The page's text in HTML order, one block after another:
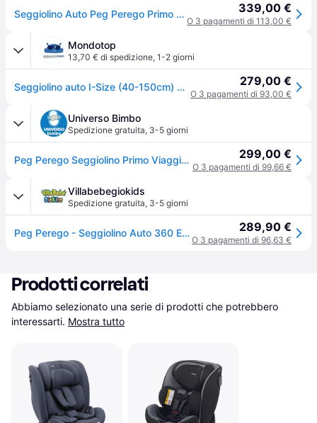
Seggiolino Auto Peg Perego Primo Viaggio 360 Evo 339,00 €
O 3 pagamenti di 113,00 €
Mondotop
13,70 € di spedizione, 1-2 giorni
Seggiolino auto I-Size (40-150cm) PRIMO VIAGGIO 360 EVO evolutivo base girevole Planet IMVT010000VT13VT53 279,00 €
O 3 pagamenti di 93,00 €
Universo Bimbo
Spedizione gratuita, 3-5 giorni
Peg Perego Seggiolino Primo Viaggio 360 Evo (IMVT010000VT13VT53) 299,00 €
O 3 pagamenti di 99,66 €
Villabebegiokids
Spedizione gratuita, 3-5 giorni
Peg Perego - Seggiolino Auto 360 Evo Planet 289,90 €
O 3 pagamenti di 96,63 €
Prodotti correlati
Abbiamo selezionato una serie di prodotti che potrebbero
interessarti. Mostra tutto